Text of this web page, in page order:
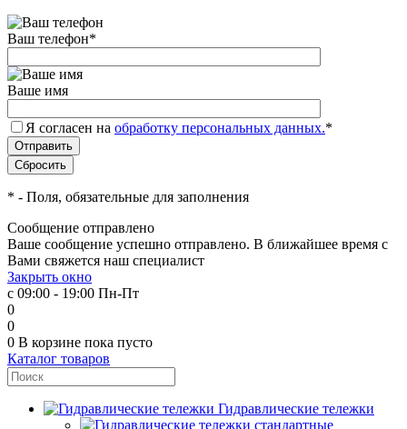
Ваш телефон*
Ваше имя
Я согласен на обработку персональных данных.*
* - Поля, обязательные для заполнения
Сообщение отправлено
Ваше сообщение успешно отправлено. В ближайшее время с
Вами свяжется наш специалист
Закрыть окно
с 09:00 - 19:00 Пн-Пт
0
0
0 В корзине пока пусто
Каталог товаров
Гидравлические тележки